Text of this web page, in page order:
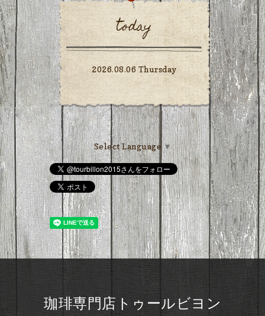
today
2026.08.06 Thursday
Select Language ▼
珈琲専門店トゥールビヨン